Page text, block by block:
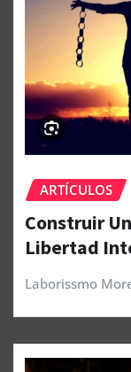
ARTÍCULOS
Construir
Libertad
Laborissmo